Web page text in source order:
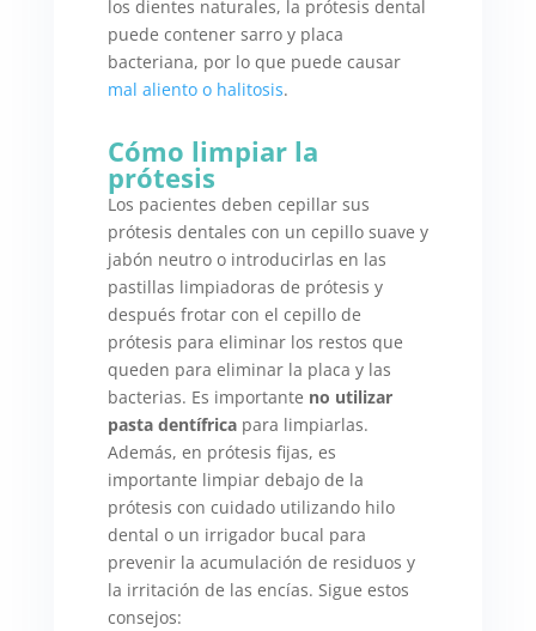
los dientes naturales, la prótesis dental
puede contener sarro y placa
bacteriana, por lo que puede causar
mal aliento o halitosis.
Cómo limpiar la
prótesis
Los pacientes deben cepillar sus
prótesis dentales con un cepillo suave y
jabón neutro o introducirlas en las
pastillas limpiadoras de prótesis y
después frotar con el cepillo de
prótesis para eliminar los restos que
queden para eliminar la placa y las
bacterias. Es importante no utilizar
pasta dentífricapara limpiarlas.
Además, en prótesis fijas, es
importante limpiar debajo de la
prótesis con cuidado utilizando hilo
dental o un irrigador bucal para
prevenir la acumulación de residuos y
la irritación de las encías. Sigue estos
consejos: